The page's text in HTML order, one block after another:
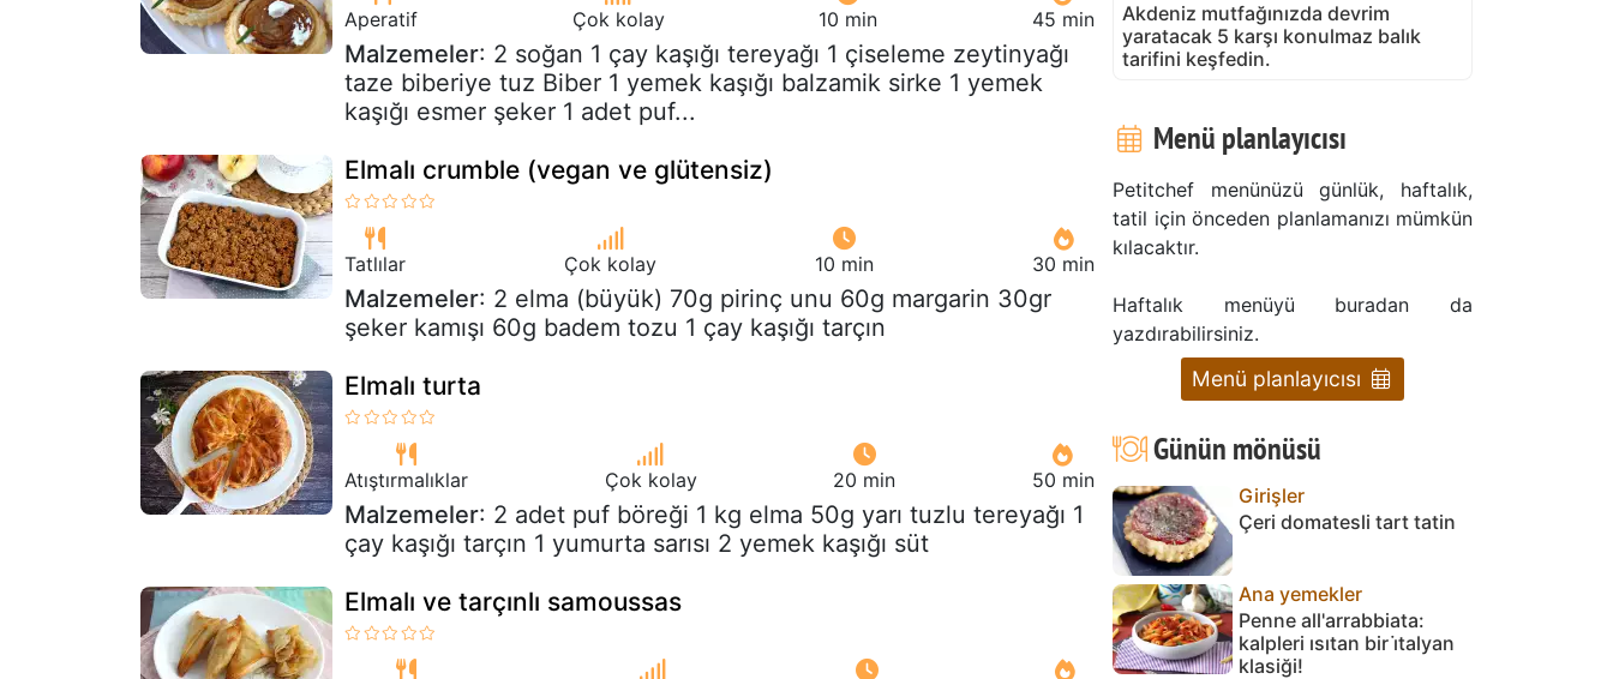
Aperatif Çok kolay 10 min 45 min
Malzemeler: 2 soğan 1 çay kaşığı tereyağı 1 çiseleme zeytinyağı
taze biberiye tuz Biber 1 yemek kaşığı balzamik sirke 1 yemek
kaşığı esmer şeker 1 adet puf...
Elmalı crumble (vegan ve glütensiz)
Tatlılar Çok kolay 10 min 30 min
Malzemeler: 2 elma (büyük) 70g pirinç unu 60g margarin 30gr
şeker kamışı 60g badem tozu 1 çay kaşığı tarçın
Elmalı turta
Atıştırmalıklar Çok kolay 20 min 50 min
Malzemeler: 2 adet puf böreği 1 kg elma 50g yarı tuzlu tereyağı 1
çay kaşığı tarçın 1 yumurta sarısı 2 yemek kaşığı süt
Elmalı ve tarçınlı samoussas
Akdeniz mutfağınızda devrim
yaratacak 5 karşı konulmaz balık
tarifini keşfedin.
Menü planlayıcısı
Petitchef menünüzü günlük, haftalık,
tatil için önceden planlamanızı mümkün
kılacaktır.
Haftalık menüyü buradan da
yazdırabilirsiniz.
Menü planlayıcısı
Günün mönüsü
Girişler
Çeri domatesli tart tatin
Ana yemekler
Penne all'arrabbiata:
kalpleri ısıtan bir i̇talyan
klasiği!